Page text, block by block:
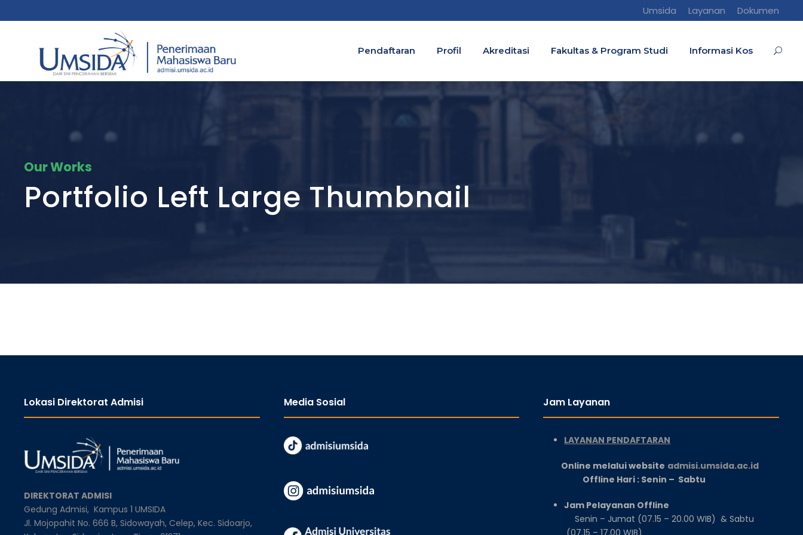
Umsida Layanan Dokumen
Pendaftaran Profil Akreditasi Fakultas & Program Studi Informasi Kos
Our Works
Portfolio Left Large Thumbnail
Lokasi Direktorat Admisi
DIREKTORAT ADMISI
Gedung Admisi, Kampus 1 UMSIDA
Jl. Mojopahit No. 666 B, Sidowayah, Celep, Kec. Sidoarjo,
Media Sosial Jam Layanan
LAYANAN PENDAFTARAN
Online melalui website admisi.umsida.ac.id
Offline Hari : Senin – Sabtu
Jam Pelayanan Offline
Senin – Jumat (07.15 – 20.00 WIB) & Sabtu